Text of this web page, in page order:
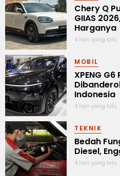
Chery Q
GIIAS
Harganya
4 Hari yang lalu
MOBIL
XPENG
Indonesia
4 Hari yang lalu
TEKNIK
Bedah
Diesel,
4 Hari yang lalu